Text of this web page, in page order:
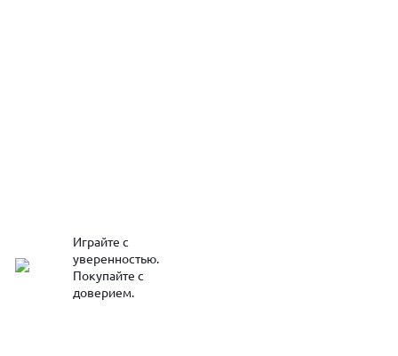
Играйте с
уверенностью.
Покупайте с
доверием.